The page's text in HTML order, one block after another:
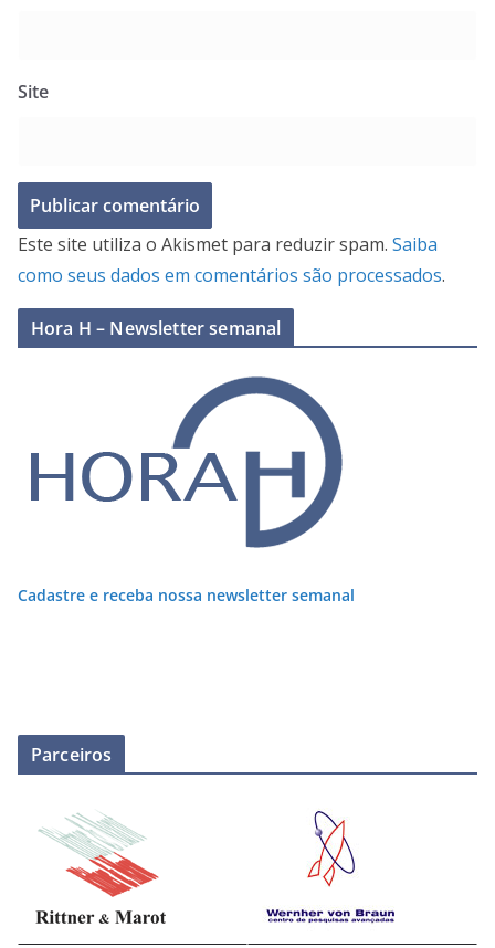
Site
Este site utiliza o Akismet para reduzir spam. Saiba
como seus dados em comentários são processados.
Hora H – Newsletter semanal
Cadastre e receba nossa newsletter semanal
Parceiros